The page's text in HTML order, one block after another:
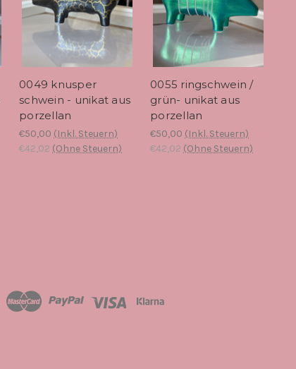
0049 knusper
schwein - unikat aus
porzellan
€50,00 (Inkl. Steuern)
€42,02 (Ohne Steuern)
0055 ringschwein /
grün- unikat aus
porzellan
€50,00 (Inkl. Steuern)
€42,02 (Ohne Steuern)